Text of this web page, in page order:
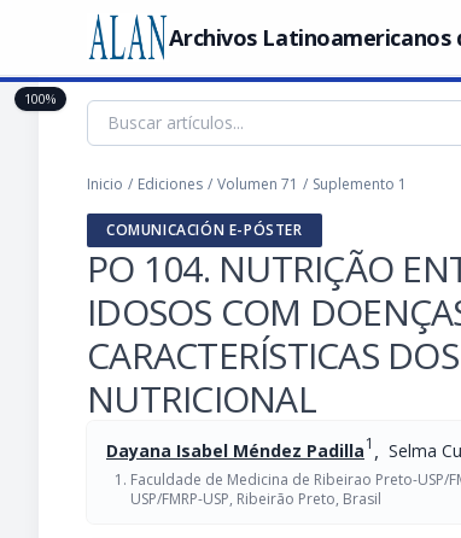
Archivos Latinoamericanos
Inicio / Ediciones / Volumen 71 / Suplemento 1
COMUNICACIÓN E-PÓSTER
PO 104. NUTRIÇÃO
IDOSOS COM
CARACTERÍSTICAS
NUTRICIONAL
Dayana Isabel Méndez Padilla1 , Selma
Faculdade de Medicina de Ribeirao Preto-USP/
USP/FMRP-USP, Ribeirão Preto, Brasil
100%